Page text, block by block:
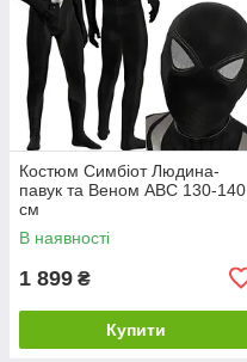
Костюм Симбіот Людина-
павук та Веном ABC 130-140
см
В наявності
1 899 ₴
Купити